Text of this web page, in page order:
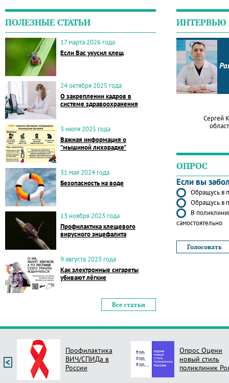
ПОЛЕЗНЫЕ СТАТЬИ
17 марта 2026 года
Если Вас укусил клещ
24 октября 2025 года
О закреплении кадров в
системе здравоохранения
3 июля 2025 года
Важная информация о
"мышиной лихорадке"
31 мая 2024 года
Безопасность на воде
13 ноября 2023 года
Профилактика клещевого
вирусного энцефалита
9 августа 2023 года
Как электронные сигареты
убивают лёгкие
Все статьи
ИНТЕРВЬЮ
Сергей
ОПРОС
Если вы
Обращусь в
Обращусь в
В
самостоятельно
Профилактика
ВИЧ/СПИДа в
России
Опрос Оцени
новый стиль
поликлиник